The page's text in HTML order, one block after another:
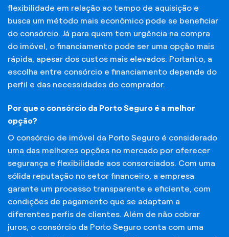
flexibilidade em relação ao tempo de aquisição e
busca um método mais econômico pode se beneficiar
do consórcio. Já para quem tem urgência na compra
do imóvel, o financiamento pode ser uma opção mais
rápida, apesar dos custos mais elevados. Portanto, a
escolha entre consórcio e financiamento depende do
perfil e das necessidades do comprador.
Por que o consórcio da Porto Seguro é a melhor
opção?
O consórcio de imóvel da Porto Seguro é considerado
uma das melhores opções no mercado por oferecer
segurança e flexibilidade aos consorciados. Com uma
sólida reputação no setor financeiro, a empresa
garante um processo transparente e eficiente, com
condições de pagamento que se adaptam a
diferentes perfis de clientes. Além de não cobrar
juros, o consórcio da Porto Seguro conta com uma